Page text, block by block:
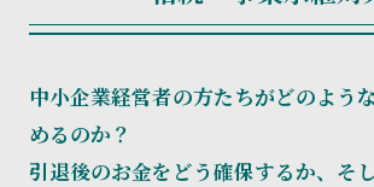
中小企業経営者の方たちがどのよう
めるのか？
引退後のお金をどう確保するか、そ